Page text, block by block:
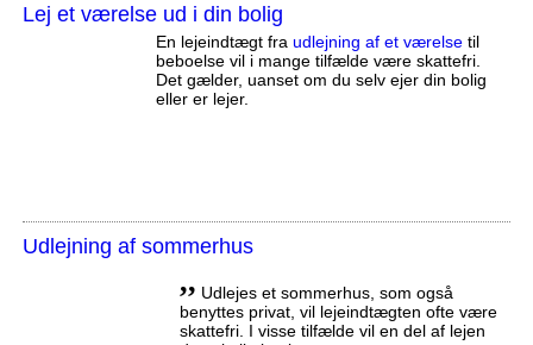
Lej et værelse ud i din bolig
En lejeindtægt fra udlejning af et værelsetil
beboelse vil i mange tilfælde være skattefri.
Det gælder, uanset om du selv ejer din bolig
eller er lejer.
Udlejning af sommerhus
,, Udlejes et sommerhus, som også
benyttes privat, vil lejeindtægten ofte være
skattefri. I visse tilfælde vil en del af lejen